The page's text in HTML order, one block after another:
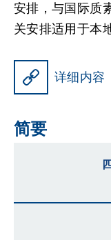
安排，与国际质
关安排适用于本
详细内容
简要